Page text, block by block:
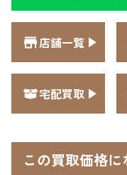
店舗一覧
宅配買取
この買取価格